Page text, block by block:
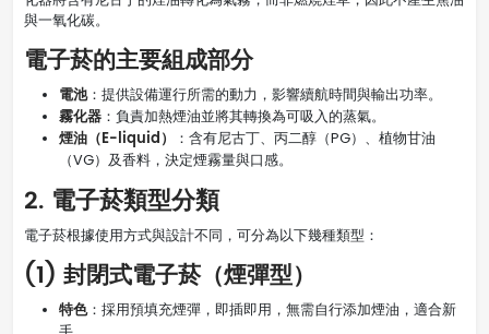
與一氧化碳。
電子菸的主要組成部分
電池：提供設備運行所需的動力，影響續航時間與輸出功率。
霧化器 ：負責加熱煙油並將其轉換為可吸入的蒸氣。
煙油（E-liquid）
：含有尼古丁、丙二醇（PG）、植物甘油
（VG）及香料，決定煙霧量與口感。
2. 電子菸類型分類
電子菸根據使用方式與設計不同，可分為以下幾種類型：
(1) 封閉式電子菸（煙彈型）
特色：採用預填充煙彈，即插即用，無需自行添加煙油，適合新